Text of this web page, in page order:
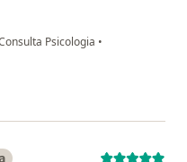
Psicologia •